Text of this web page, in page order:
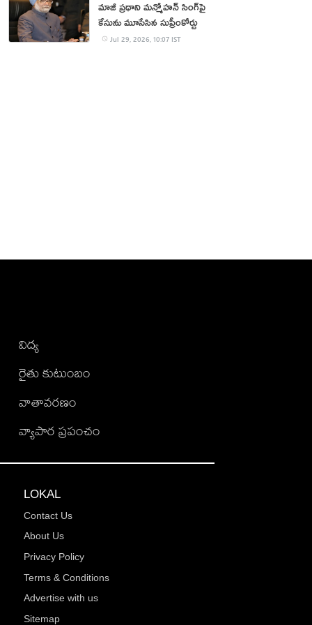
మాజీ ప్రధాని మన్మోహన్ సింగ్‌పై
కేసును మూసేసిన సుప్రీంకోర్టు
Jul 29, 2026, 10:07 IST
విద్య
రైతు కుటుంబం
వాతావరణం
వ్యాపార ప్రపంచం
LOKAL
Contact Us
About Us
Privacy Policy
Terms & Conditions
Advertise with us
Sitemap